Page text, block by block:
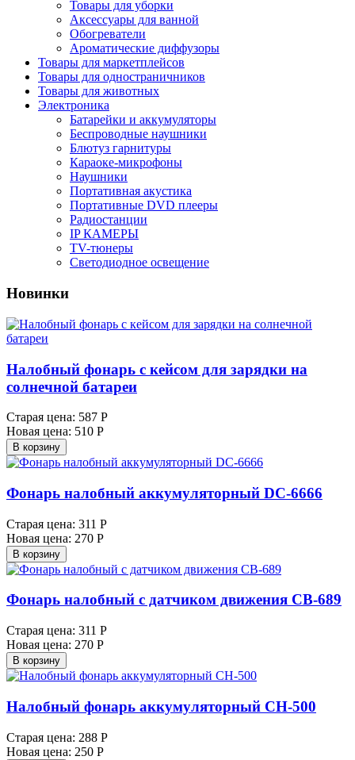
Товары для уборки
Аксессуары для ванной
Обогреватели
Ароматические диффузоры
Товары для маркетплейсов
Товары для одностраничников
Товары для животных
Электроника
Батарейки и аккумуляторы
Беспроводные наушники
Блютуз гарнитуры
Караоке-микрофоны
Наушники
Портативная акустика
Портативные DVD плееры
Радиостанции
IP КАМЕРЫ
TV-тюнеры
Светодиодное освещение
Новинки
Налобный фонарь с кейсом для зарядки на
солнечной батареи
Старая цена: 587 Р
Новая цена: 510 Р
В корзину
Фонарь налобный аккумуляторный DC-6666
Старая цена: 311 Р
Новая цена: 270 Р
В корзину
Фонарь налобный с датчиком движения СВ-689
Старая цена: 311 Р
Новая цена: 270 Р
В корзину
Налобный фонарь аккумуляторный СН-500
Старая цена: 288 Р
Новая цена: 250 Р